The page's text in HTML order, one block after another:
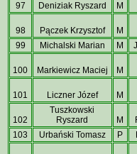
97 Deniziak Ryszard M
98 Pączek Krzysztof
M
99
Michalski Marian M
100 Markiewicz Maciej M
101 Liczner Józef M
102
Tuszkowski
Ryszard
M
103
Urbański Tomasz P